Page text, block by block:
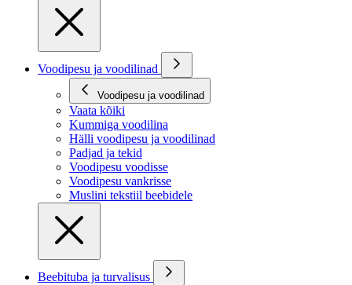
Voodipesu ja voodilinad
Voodipesu ja voodilinad
Vaata kõiki
Kummiga voodilina
Hälli voodipesu ja voodilinad
Padjad ja tekid
Voodipesu voodisse
Voodipesu vankrisse
Muslini tekstiil beebidele
Beebituba ja turvalisus